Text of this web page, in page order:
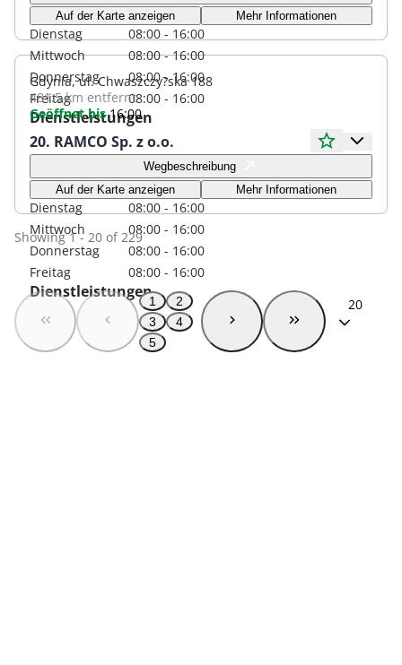
Montag
08:00 - 16:00
Dienstag
08:00 - 16:00
Mittwoch
08:00 - 16:00
Donnerstag
08:00 - 16:00
Freitag
08:00 - 16:00
Dienstleistungen
Auf der Karte anzeigen
Mehr Informationen
Gdynia, ul. Chwaszczy?ska 188
481.5 km entfernt
Geöffnet bis16:00
20. RAMCO Sp. z o.o.
Montag
08:00 - 16:00
Dienstag
08:00 - 16:00
Mittwoch
08:00 - 16:00
Donnerstag
08:00 - 16:00
Freitag
08:00 - 16:00
Dienstleistungen
Wegbeschreibung
Auf der Karte anzeigen
Mehr Informationen
Showing 1 - 20 of 229
1
2
3
4
5
20